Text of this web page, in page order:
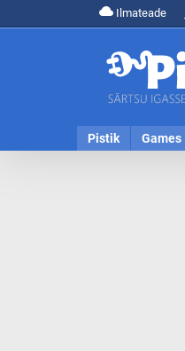
Ilmateade
Pistik Games